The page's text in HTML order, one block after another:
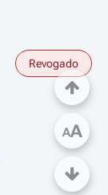
Revogado
AA